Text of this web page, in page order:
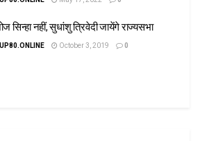
सिन्हा नहीं, सुधांशु त्रिवेदी जायेंगे राज्यसभा
UP80.ONLINE October 3, 2019 0